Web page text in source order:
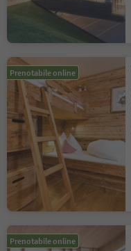
Prenotabile online
Prenotabile online